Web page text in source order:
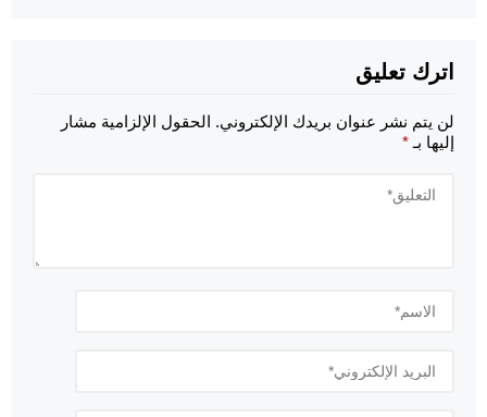
اترك تعليق
لن يتم نشر عنوان بريدك الإلكتروني. الحقول الإلزامية مشار
إليها بـ *